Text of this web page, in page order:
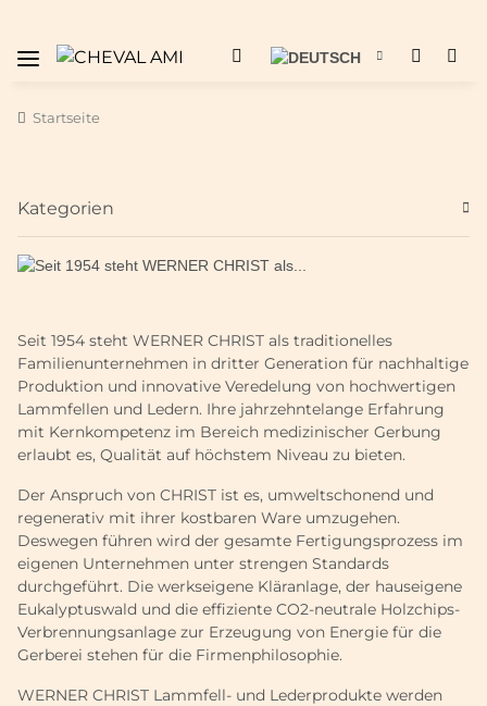
Startseite
Seit 1954 steht WERNER CHRIST als traditionelles
Familienunternehmen in dritter Generation für nachhaltige
Produktion und innovative Veredelung von hochwertigen
Lammfellen und Ledern. Ihre jahrzehntelange Erfahrung
mit Kernkompetenz im Bereich medizinischer Gerbung
erlaubt es, Qualität auf höchstem Niveau zu bieten.
Der Anspruch von CHRIST ist es, umweltschonend und
regenerativ mit ihrer kostbaren Ware umzugehen.
Deswegen führen wird der gesamte Fertigungsprozess im
eigenen Unternehmen unter strengen Standards
durchgeführt. Die werkseigene Kläranlage, der hauseigene
Eukalyptuswald und die effiziente CO2-neutrale Holzchips-
Verbrennungsanlage zur Erzeugung von Energie für die
Gerberei stehen für die Firmenphilosophie.
WERNER CHRIST Lammfell- und Lederprodukte werden
Kategorien